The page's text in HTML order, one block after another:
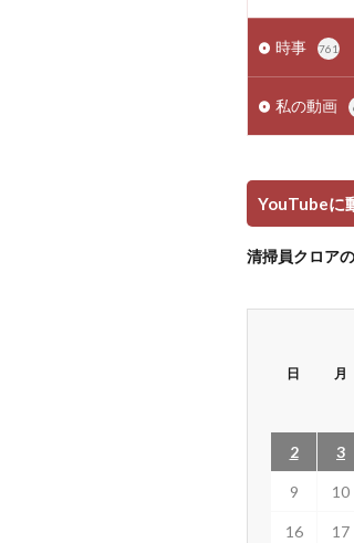
時事 761
私の動画
YouTubeに
清掃員クロア
日 月
2 3
9 10
16 17